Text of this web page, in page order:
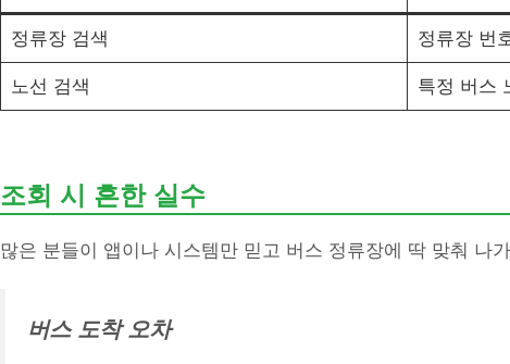
정류장 검색 정류장 번
노선 검색 특정 버스
조회 시 흔한 실수
많은 분들이 앱이나 시스템만 믿고 버스 정류장에 딱 맞춰 나
버스 도착 오차